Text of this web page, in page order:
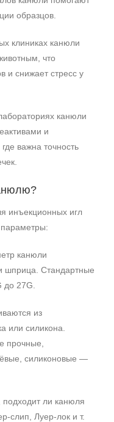
образцов.
клиниках канюли
что
и снижает стресс у
канюли
и
важна точность
инъекционных игл
канюли
шприца. Стандартные
до 27G.
из
или силикона.
прочные,
силиконовые —
подходит ли канюля
Луер‑лок и т.